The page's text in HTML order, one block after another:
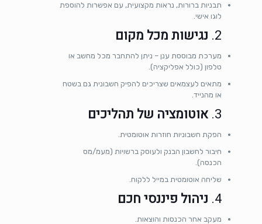
תבניות ברורות, נראות מקצועית, עם אפשרות להוספת
לוגו אישי.
2. נגישות מכל מקום
מערכת מבוססת ענן – ניתן להתחבר מכל מחשב או
טלפון (כולל אפליקציה).
מתאים לעצמאים שצריכים להפיק חשבונית גם בשטח
או מהנייד.
3. אוטומציה של תהליכים
הפקת חשבוניות חוזרות אוטומטית.
חיבור לחשבון הבנק ולעוסק ברשויות (מעמ/מס
הכנסה).
שליחה אוטומטית במייל ללקוח.
4. ניהול פיננסי חכם
מעקב אחר הכנסות והוצאות.